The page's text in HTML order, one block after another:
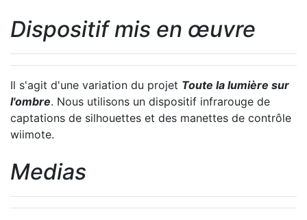
Dispositif mis en œuvre
Il s'agit d'une variation du projet Toute la lumière sur
l'ombre. Nous utilisons un dispositif infrarouge de
captations de silhouettes et des manettes de contrôle
wiimote.
Medias